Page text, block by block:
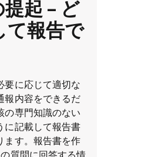
起 – ど
て報告で
要に応じて適切な
報内容をできるだ
の専門知識のない
に記載して報告書
ます。報告書を作